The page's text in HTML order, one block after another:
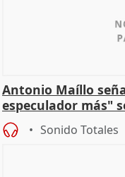
Antonio Maíllo
especulador más"
Becerril
Sonido Totales